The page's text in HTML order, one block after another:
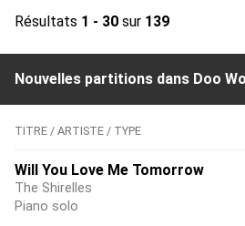
Résultats 1 - 30 sur 139
Nouvelles partitions dans Doo
TITRE / ARTISTE / TYPE
Will You Love Me Tomorrow
The Shirelles
Piano solo